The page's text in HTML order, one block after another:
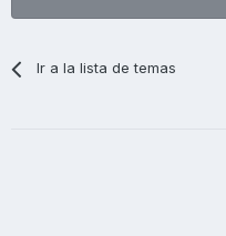
Ir a la lista de temas